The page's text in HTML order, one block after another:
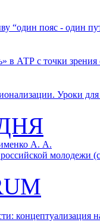
“один пояс - один
в АТР с точки
Уроки
А. А.
российской молодежи
концептуализация